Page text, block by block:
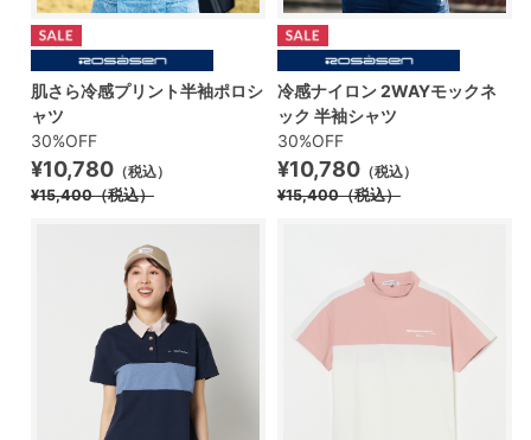
肌さら冷感プリント半袖ポロシ
ャツ
30%OFF
¥10,780 （税込）
¥15,400（税込）
冷感ナイロン 2WAYモックネ
ック 半袖シャツ
30%OFF
¥10,780 （税込）
¥15,400（税込）